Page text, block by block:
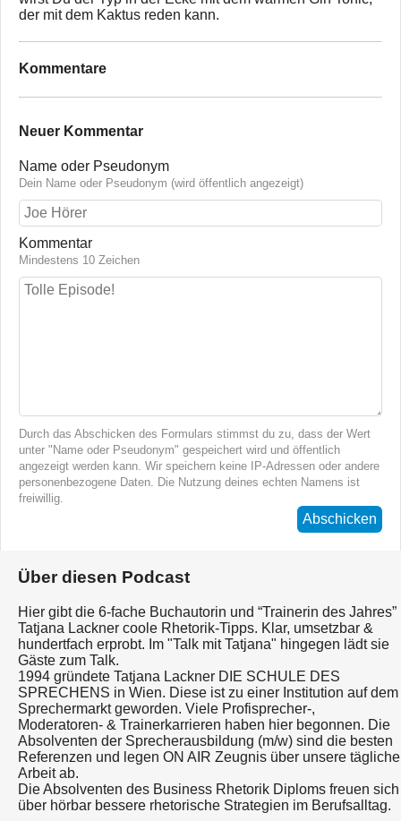
der mit dem Kaktus reden kann.
Kommentare
Neuer Kommentar
Name oder Pseudonym
Dein Name oder Pseudonym (wird öffentlich angezeigt)
Kommentar
Mindestens 10 Zeichen
Durch das Abschicken des Formulars stimmst du zu, dass der Wert
unter "Name oder Pseudonym" gespeichert wird und öffentlich
angezeigt werden kann. Wir speichern keine IP-Adressen oder andere
personenbezogene Daten. Die Nutzung deines echten Namens ist
freiwillig.
Abschicken
Über diesen Podcast
Hier gibt die 6-fache Buchautorin und “Trainerin des Jahres”
Tatjana Lackner coole Rhetorik-Tipps. Klar, umsetzbar &
hundertfach erprobt. Im "Talk mit Tatjana" hingegen lädt sie
Gäste zum Talk.
1994 gründete Tatjana Lackner DIE SCHULE DES
SPRECHENS in Wien. Diese ist zu einer Institution auf dem
Sprechermarkt geworden. Viele Profisprecher-,
Moderatoren- & Trainerkarrieren haben hier begonnen. Die
Absolventen der Sprecherausbildung (m/w) sind die besten
Referenzen und legen ON AIR Zeugnis über unsere tägliche
Arbeit ab.
Die Absolventen des Business Rhetorik Diploms freuen sich
über hörbar bessere rhetorische Strategien im Berufsalltag.